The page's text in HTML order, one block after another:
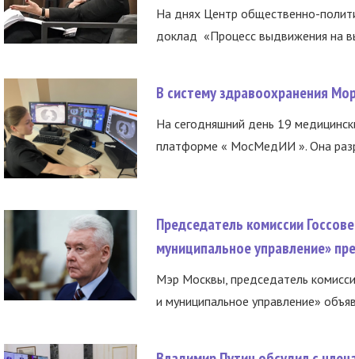
На днях Центр общественно-
доклад «Процесс выдвижения на
В систему здравоохранения
На сегодняшний день 19
платформе « МосМедИИ ». Она
Председатель комиссии
муниципальное управление»
Мэр Москвы, председатель
и муниципальное управление»